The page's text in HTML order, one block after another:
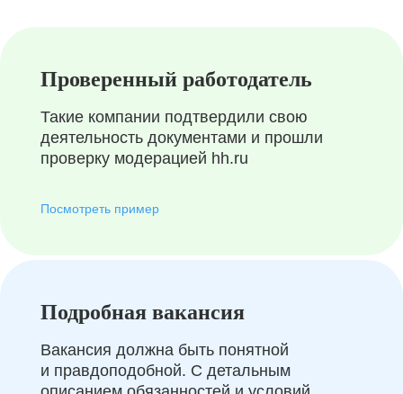
Проверенный работодатель
Такие компании подтвердили свою
деятельность документами и прошли
проверку модерацией hh.ru
Посмотреть пример
Подробная вакансия
Вакансия должна быть понятной
и правдоподобной. С детальным